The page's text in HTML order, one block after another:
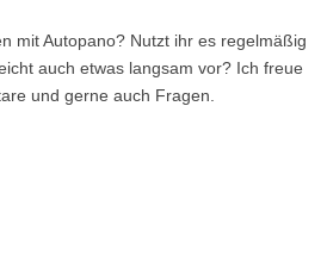
mit Autopano? Nutzt ihr es regelmäßig
auch etwas langsam vor? Ich freue
und gerne auch Fragen.